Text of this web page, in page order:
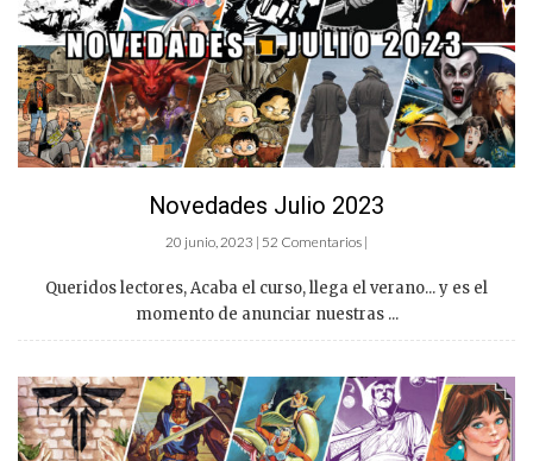
Novedades Julio 2023
20 junio, 2023 | 52 Comentarios |
Queridos lectores, Acaba el curso, llega el verano... y es el
momento de anunciar nuestras ...